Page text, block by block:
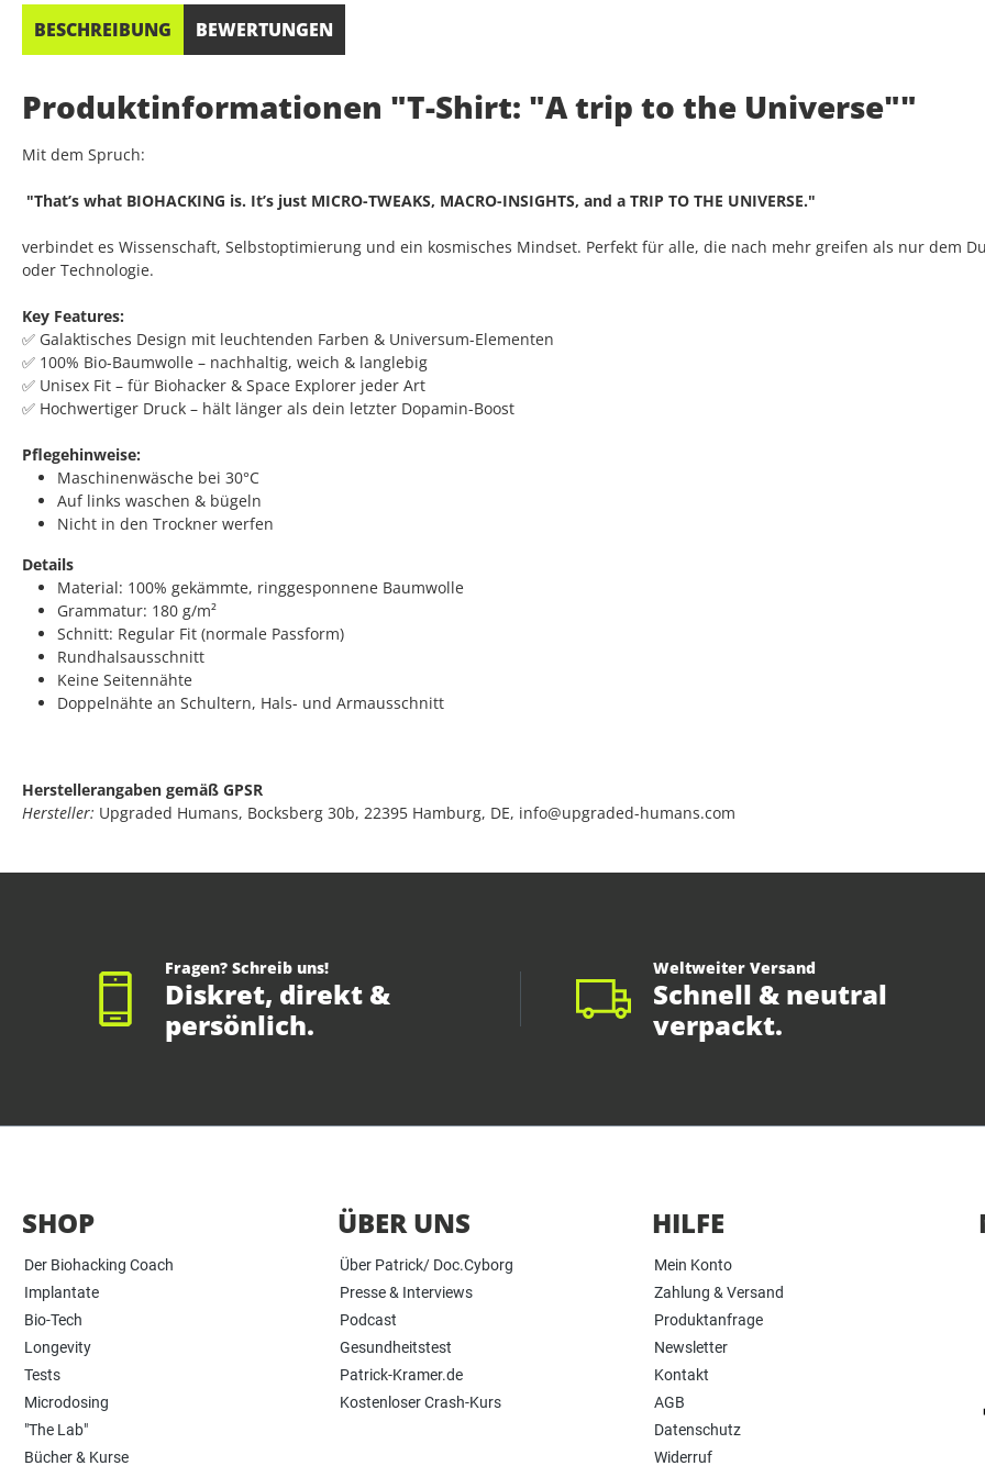
BESCHREIBUNG BEWERTUNGEN
Produktinformationen "T-Shirt: "A trip to the Universe""
Mit dem Spruch:
"That’s what BIOHACKING is. It’s just MICRO-TWEAKS, MACRO-INSIGHTS, and a TRIP TO THE UNIVERSE."
verbindet es Wissenschaft, Selbstoptimierung und ein kosmisches Mindset. Perfekt für alle, die nach mehr greifen als nur dem
oder Technologie.
Key Features:
✅ Galaktisches Design mit leuchtenden Farben & Universum-Elementen
✅ 100% Bio-Baumwolle – nachhaltig, weich & langlebig
✅ Unisex Fit – für Biohacker & Space Explorer jeder Art
✅ Hochwertiger Druck – hält länger als dein letzter Dopamin-Boost
Pflegehinweise:
Maschinenwäsche bei 30°C
Auf links waschen & bügeln
Nicht in den Trockner werfen
Details
Material: 100% gekämmte, ringgesponnene Baumwolle
Grammatur: 180 g/m²
Schnitt: Regular Fit (normale Passform)
Rundhalsausschnitt
Keine Seitennähte
Doppelnähte an Schultern, Hals- und Armausschnitt
Herstellerangaben gemäß GPSR
Hersteller: Upgraded Humans, Bocksberg 30b, 22395 Hamburg, DE, info@upgraded-humans.com
Fragen? Schreib uns!
Diskret, direkt &
persönlich.
Weltweiter Versand
Schnell & neutral
verpackt.
SHOP
Der Biohacking Coach
Implantate
Bio-Tech
Longevity
Tests
Microdosing
"The Lab"
Bücher & Kurse
ÜBER UNS
Über Patrick/ Doc.Cyborg
Presse & Interviews
Podcast
Gesundheitstest
Patrick-Kramer.de
Kostenloser Crash-Kurs
HILFE
Mein Konto
Zahlung & Versand
Produktanfrage
Newsletter
Kontakt
AGB
Datenschutz
Widerruf